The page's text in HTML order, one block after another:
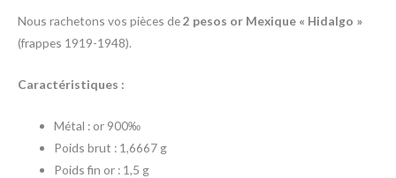
Nous rachetons vos pièces de2 pesos or Mexique « Hidalgo »
(frappes 1919-1948).
Caractéristiques :
Métal : or 900‰
Poids brut : 1,6667 g
Poids fin or : 1,5 g